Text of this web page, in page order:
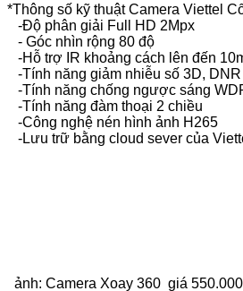
*Thông số kỹ thuật Camera Viettel
-Độ phân giải Full HD 2Mpx
- Góc nhìn rộng 80 độ
-Hỗ trợ IR khoảng cách lên đến
-Tính năng giảm nhiễu số 3D, DNR
-Tính năng chống ngược sáng
-Tính năng đàm thoại 2 chiều
-Công nghệ nén hình ảnh H265
-Lưu trữ bằng cloud sever của
ảnh: Camera Xoay 360 giá